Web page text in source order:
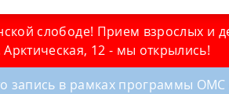
слободе! Прием взрослых и
Арктическая, 12 - мы открылись!
в рамках программы ОМС